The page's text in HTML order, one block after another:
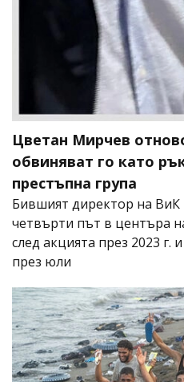
Цветан Мирчев
обвиняват го като
престъпна група
Бившият директор на ВиК
четвърти път в центъра
след акцията през 2023 г.
през юли